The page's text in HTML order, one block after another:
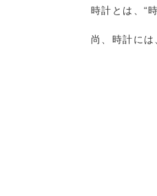
時計とは、“
尚、時計に